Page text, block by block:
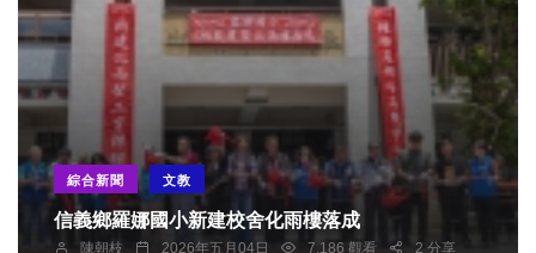
綜合新聞 文教
信義鄉羅娜國小新建校舍化雨樓落成
陳朝枝 2026年五月04日 7,186 觀看 2 分享
宗教